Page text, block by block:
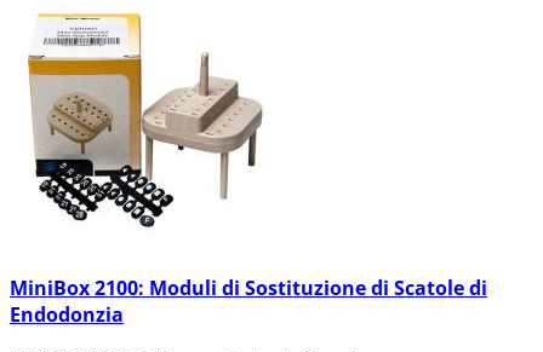
MiniBox 2100: Moduli di Sostituzione di Scatole di
Endodonzia